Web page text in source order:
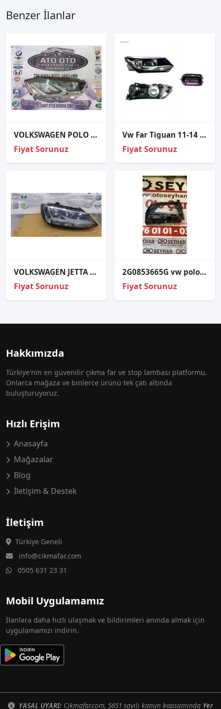
Benzer İlanlar
VOLKSWAGEN POLO ORJİNAL ÇIKMA SAĞ FAR
Fiyat Sorunuz
Vw Far Tiguan 11-14 Sağ (Halojen)
Fiyat Sorunuz
VOLKSWAGEN JETTA SAĞ FAR HATASIZ ORJİNAL ÇIKMA
Fiyat Sorunuz
2G0853665G vw polo 2018 sis far kapağı sol sisli
Fiyat Sorunuz
Hakkımızda
Türkiye'nin en güvenilir çıkma far ve stop lambası platformu.
Onlarca mağaza ve binlerce ürünü tek çatı altında
buluşturuyoruz.
Hızlı Erişim
Anasayfa
Mağazalar
Blog
İletişim & Destek
İletişim
Türkiye Geneli
info@cikmafar.com
0505 631 23 31
Mobil Uygulamamız
İlanlara daha hızlı ulaşmak ve bildirimleri anında almak için
uygulamamızı indirin.
YASAL UYARI: Cikmafar.com, 5651 sayılı kanun kapsamında Yer